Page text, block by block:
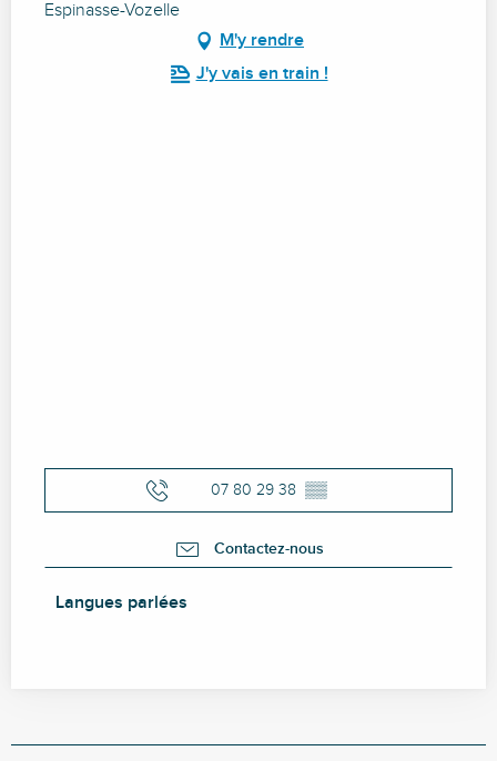
Espinasse-Vozelle
M'y rendre
J'y vais en train !
07 80 29 38 ▒▒
Contactez-nous
Langues parlées
Langues parlées